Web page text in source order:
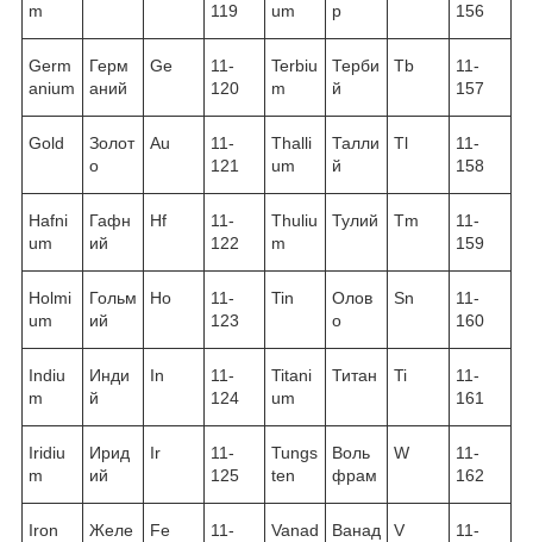
m
119
um
р
156
Germ
anium
Герм
аний
Ge
11-
120
Terbiu
m
Терби
й
Tb
11-
157
Gold
Золот
о
Au
11-
121
Thalli
um
Талли
й
Tl
11-
158
Hafni
um
Гафн
ий
Hf
11-
122
Thuliu
m
Тулий Tm
11-
159
Holmi
um
Гольм
ий
Ho
11-
123
Tin
Олов
о
Sn
11-
160
Indiu
m
Инди
й
In
11-
124
Titani
um
Титан Ti
11-
161
Iridiu
m
Ирид
ий
Ir
11-
125
Tungs
ten
Воль
фрам
W
11-
162
Iron
Желе
Fe
11-
Vanad
Ванад
V
11-